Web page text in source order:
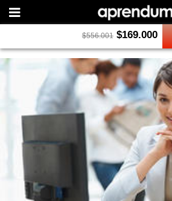
$556.001 $169.000